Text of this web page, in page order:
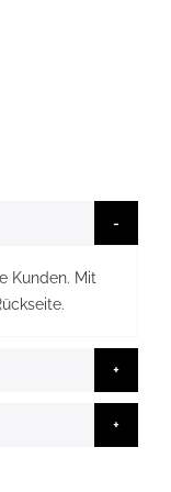
Kunden. Mit